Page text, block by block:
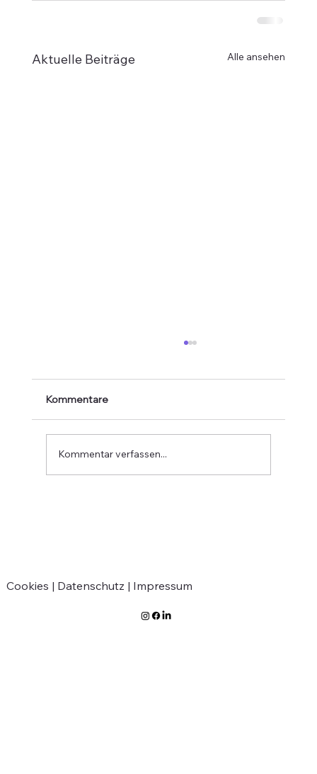
Aktuelle Beiträge Alle ansehen
Kommentare
Kommentar verfassen...
Cookies | Datenschutz | Impressum